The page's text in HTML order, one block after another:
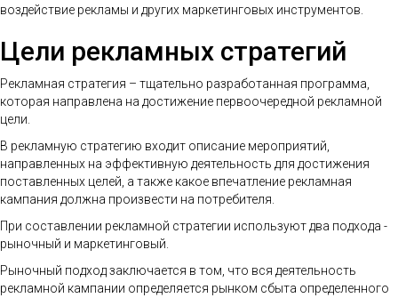
воздействие рекламы и других маркетинговых инструментов.
Цели рекламных стратегий
Рекламная стратегия – тщательно разработанная программа,
которая направлена на достижение первоочередной рекламной
цели.
В рекламную стратегию входит описание мероприятий,
направленных на эффективную деятельность для достижения
поставленных целей, а также какое впечатление рекламная
кампания должна произвести на потребителя.
При составлении рекламной стратегии используют два подхода -
рыночный и маркетинговый.
Рыночный подход заключается в том, что вся деятельность
рекламной кампании определяется рынком сбыта определенного